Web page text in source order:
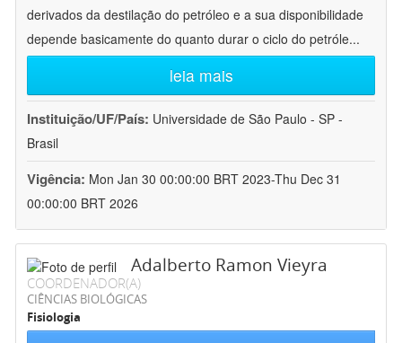
derivados da destilação do petróleo e a sua disponibilidade
depende basicamente do quanto durar o ciclo do petróle...
leia mais
Instituição/UF/País: Universidade de São Paulo - SP -
Brasil
Vigência: Mon Jan 30 00:00:00 BRT 2023-Thu Dec 31
00:00:00 BRT 2026
Adalberto Ramon Vieyra
COORDENADOR(A)
CIÊNCIAS BIOLÓGICAS
Fisiologia